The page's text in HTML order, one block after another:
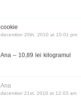
cookie
december 20th, 2010 at 10:01 pm
Ana – 10,89 lei kilogramul
Ana
december 21st, 2010 at 12:03 am